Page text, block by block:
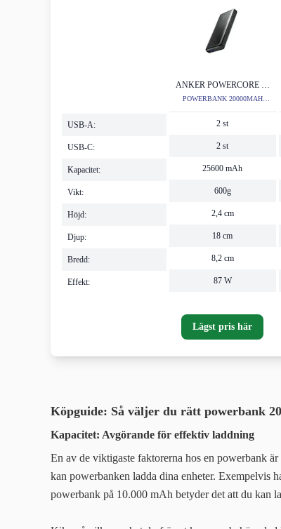
USB-A:
USB-C:
Kapacitet:
Vikt:
Höjd:
Djup:
Bredd:
Effekt:
ANKER POWERCORE III
ELITE 25600
POWERBANK 20000MAH
2 st
2 st
25600 mAh
600g
2,4 cm
18 cm
8,2 cm
87 W
Lägst pris här
Köpguide: Så väljer du rätt powerbank
Kapacitet: Avgörande för effektiv laddning
En av de viktigaste faktorerna hos en powerbank
kan powerbanken ladda dina enheter. Exempelvis
powerbank på 10.000 mAh betyder det att du kan